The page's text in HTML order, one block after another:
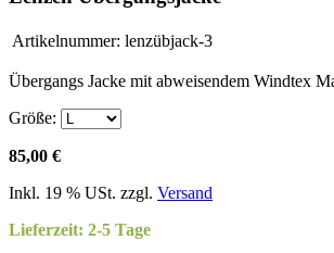
Artikelnummer: lenzübjack-3
Übergangs Jacke mit abweisendem Windtex
Größe:
85,00 €
Inkl. 19 % USt. zzgl. Versand
Lieferzeit: 2-5 Tage